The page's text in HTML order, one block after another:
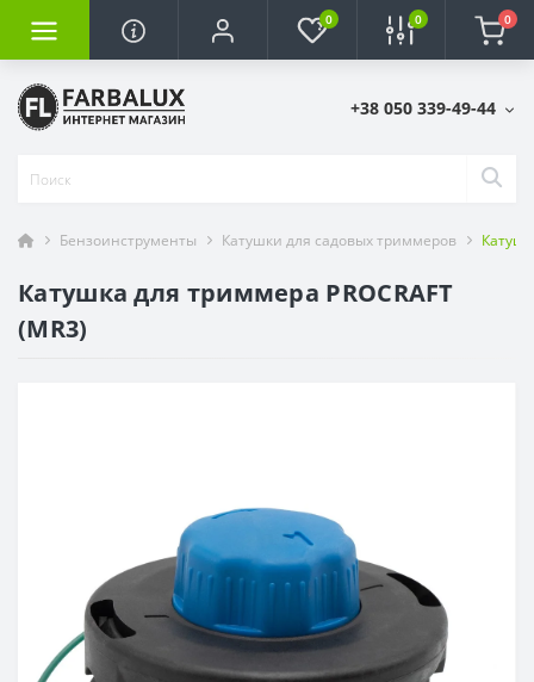
0 0 0
+38 050 339-49-44
Бензоинструменты Катушки для садовых триммеров
Катушка для триммера PROCRAFT
(MR3)